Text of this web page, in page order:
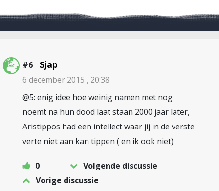
#6 Sjap
6 december 2015 , 20:38
@5: enig idee hoe weinig namen met nog
noemt na hun dood laat staan 2000 jaar later,
Aristippos had een intellect waar jij in de verste
verte niet aan kan tippen ( en ik ook niet)
0
Volgende discussie
Vorige discussie